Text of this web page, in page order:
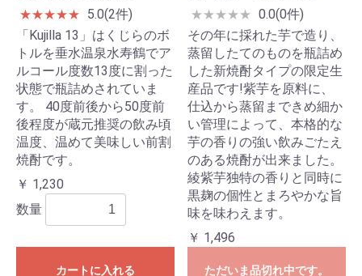
★★★★★
5.0(2件)
「Kujilla 13」はくじらのボ
トルを垂水温泉水寿鶴でア
ルコール度数13度に割った
状態で瓶詰めされていま
す。 40度前後から50度前
後程度が蔵元推奨の飲み頃
温度、温めて美味しい前割
焼酎です。
￥ 1,230
数量
カートに入れる
★★★★★ 0.0(0件)
その年に採れた芋で造り、
蒸留したてのものを瓶詰め
した新焼酎タイプの限定生
産品です!紫芋を原料に、
仕込から蒸留まできめ細か
い管理によって、本格的な
芋の香りの強い飲みごたえ
のある焼酎が出来ました。
綾紫芋独特の香りと同時に
黒麹の個性とまろやかな旨
味を味わえます。
￥ 1,496
ただいま品切れ中です。